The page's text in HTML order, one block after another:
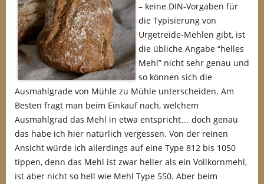
– keine DIN-Vorgaben für
die Typisierung von
Urgetreide-Mehlen gibt, ist
die übliche Angabe “helles
Mehl” nicht sehr genau und
so können sich die
Ausmahlgrade von Mühle zu Mühle unterscheiden. Am
Besten fragt man beim Einkauf nach, welchem
Ausmahlgrad das Mehl in etwa entspricht… doch genau
das habe ich hier natürlich vergessen. Von der reinen
Ansicht würde ich allerdings auf eine Type 812 bis 1050
tippen, denn das Mehl ist zwar heller als ein Vollkornmehl,
ist aber nicht so hell wie Mehl Type 550. Aber beim